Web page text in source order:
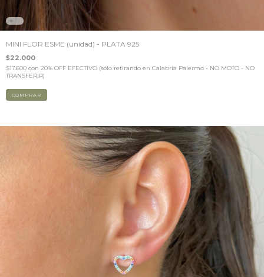
MINI FLOR ESME (unidad) - PLATA 925
$22.000
$17.600 con 20% OFF EFECTIVO (sólo retirando en Calabria Palermo - NO MOTO - NO
TRANSFERIR)